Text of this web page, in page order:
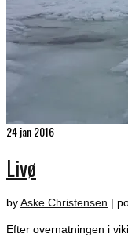
24jan 2016
Livø
byAske Christensen |
Efter overnatningen i